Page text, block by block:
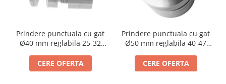
Mana curenta
Accesorii mana curenta
Prinderi punctuale
Prindere punctuala cu gat
Ø40 mm reglabila 25-32
CERE OFERTA
Prindere punctuala cu gat
Ø50 mm reglabila 40-47
CERE OFERTA